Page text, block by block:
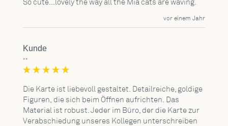
So cute...lovely the way all the Mia cats are waving.
vor einem Jahr
Kunde
""
Die Karte ist liebevoll gestaltet. Detailreiche, goldige
Figuren, die sich beim Öffnen aufrichten. Das
Material ist robust. Jeder im Büro, der die Karte zur
Verabschiedung unseres Kollegen unterschreiben